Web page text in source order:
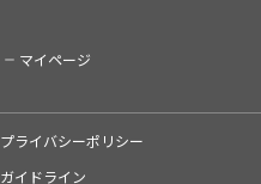
マイページ
プライバシーポリシー
ガイドライン